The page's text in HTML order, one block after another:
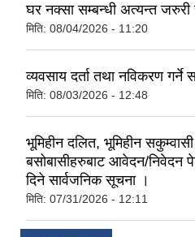
घर नक्सा सम्बन्धी अत्यन्त
मिति: 08/04/2026 - 11:20
व्यवसाय दर्ता तथा नविकरण गर्ने
मिति: 08/03/2026 - 12:48
भूमिहीन दलित, भूमिहीन
बसोबासीहरुबाट आवेदन/निवेदन
दिने सार्वजनिक सूचना ।
मिति: 07/31/2026 - 12:11